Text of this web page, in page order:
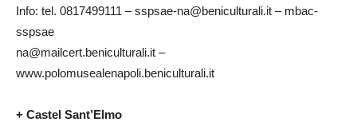
Info: tel. 0817499111 – sspsae-na@beniculturali.it – mbac-
sspsae
na@mailcert.beniculturali.it –
www.polomusealenapoli.beniculturali.it
+ Castel Sant’Elmo